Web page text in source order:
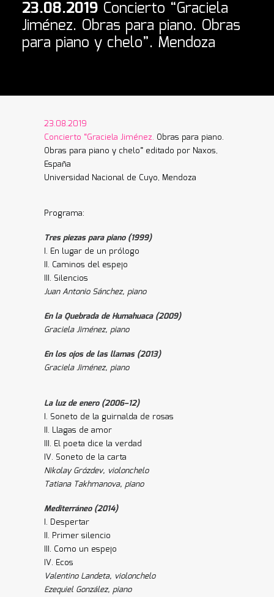
23.08.2019 Concierto “Graciela
Jiménez. Obras para piano. Obras
para piano y chelo”. Mendoza
23.08.2019
Concierto “Graciela Jiménez. Obras para piano.
Obras para piano y chelo” editado por Naxos,
España
Universidad Nacional de Cuyo, Mendoza
Programa:
Tres piezas para piano (1999)
I. En lugar de un prólogo
II. Caminos del espejo
III. Silencios
Juan Antonio Sánchez, piano
En la Quebrada de Humahuaca (2009)
Graciela Jiménez, piano
En los ojos de las llamas (2013)
Graciela Jiménez, piano
La luz de enero (2006–12)
I. Soneto de la guirnalda de rosas
II. Llagas de amor
III. El poeta dice la verdad
IV. Soneto de la carta
Nikolay Grózdev, violonchelo
Tatiana Takhmanova, piano
Mediterráneo (2014)
I. Despertar
II. Primer silencio
III. Como un espejo
IV. Ecos
Valentino Landeta, violonchelo
Ezequiel González, piano